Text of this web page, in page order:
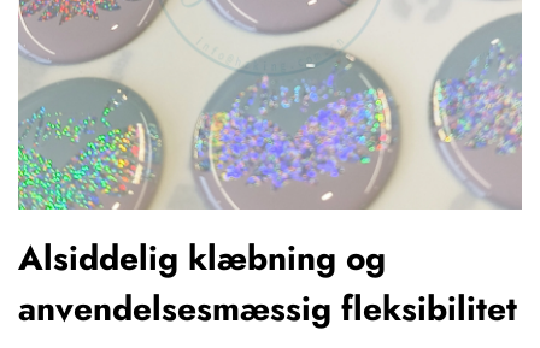
Alsiddelig klæbning og
anvendelsesmæssig fleksibilitet